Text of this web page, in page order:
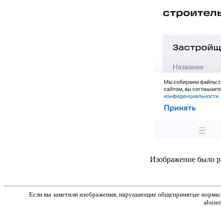
Изображение было
Если вы заметили изображения, нарушающие общепринятые нормы